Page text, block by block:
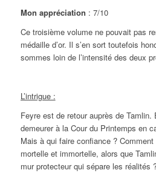
Mon appréciation : 7/10
Ce troisième volume ne pouvait pas
médaille d’or. Il s’en sort toutefois
sommes loin de l’intensité des deux
L’intrigue :
Feyre est de retour auprès de
demeurer à la Cour du Printemps en
Mais à qui faire confiance ?
mortelle et immortelle, alors que
mur protecteur qui sépare les réalités